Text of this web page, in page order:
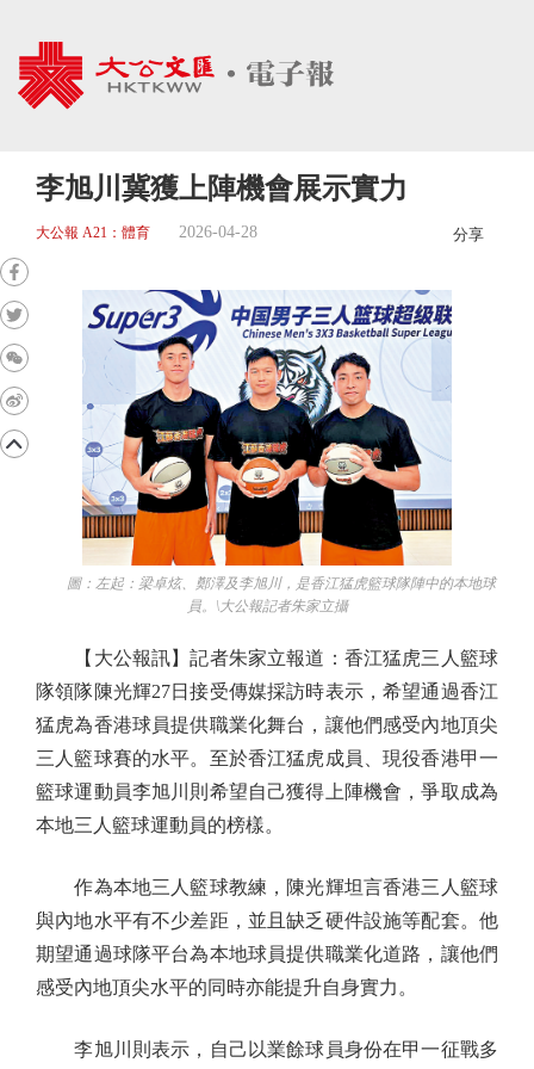
李旭川冀獲上陣機會展示實力
大公報 A21：體育 2026-04-28 分享
圖：左起：梁卓炫、鄭澤及李旭川，是香江猛虎籃球隊陣中的本地球
員。\大公報記者朱家立攝
【大公報訊】記者朱家立報道：香江猛虎三人籃球
隊領隊陳光輝27日接受傳媒採訪時表示，希望通過香江
猛虎為香港球員提供職業化舞台，讓他們感受內地頂尖
三人籃球賽的水平。至於香江猛虎成員、現役香港甲一
籃球運動員李旭川則希望自己獲得上陣機會，爭取成為
本地三人籃球運動員的榜樣。
作為本地三人籃球教練，陳光輝坦言香港三人籃球
與內地水平有不少差距，並且缺乏硬件設施等配套。他
期望通過球隊平台為本地球員提供職業化道路，讓他們
感受內地頂尖水平的同時亦能提升自身實力。
李旭川則表示，自己以業餘球員身份在甲一征戰多